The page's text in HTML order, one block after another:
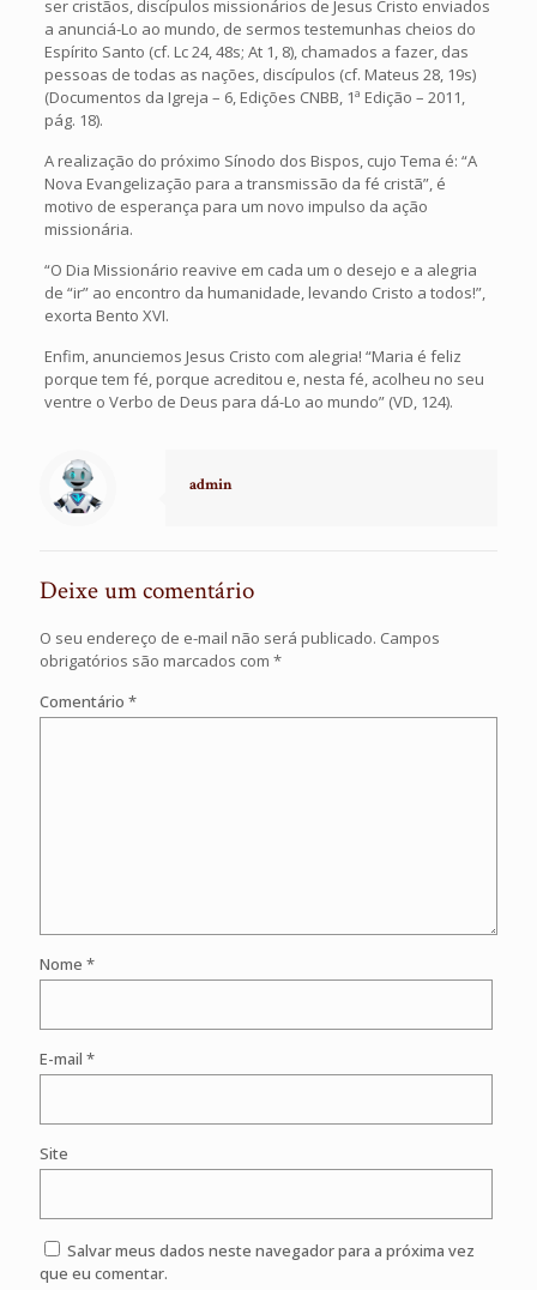
ser cristãos, discípulos missionários de Jesus Cristo enviados
a anunciá-Lo ao mundo, de sermos testemunhas cheios do
Espírito Santo (cf. Lc 24, 48s; At 1, 8), chamados a fazer, das
pessoas de todas as nações, discípulos (cf. Mateus 28, 19s)
(Documentos da Igreja – 6, Edições CNBB, 1ª Edição – 2011,
pág. 18).
A realização do próximo Sínodo dos Bispos, cujo Tema é: “A
Nova Evangelização para a transmissão da fé cristã”, é
motivo de esperança para um novo impulso da ação
missionária.
“O Dia Missionário reavive em cada um o desejo e a alegria
de “ir” ao encontro da humanidade, levando Cristo a todos!”,
exorta Bento XVI.
Enfim, anunciemos Jesus Cristo com alegria! “Maria é feliz
porque tem fé, porque acreditou e, nesta fé, acolheu no seu
ventre o Verbo de Deus para dá-Lo ao mundo” (VD, 124).
admin
Deixe um comentário
O seu endereço de e-mail não será publicado. Campos
obrigatórios são marcados com *
Comentário *
Nome *
E-mail *
Site
Salvar meus dados neste navegador para a próxima vez
que eu comentar.